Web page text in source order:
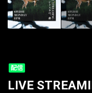
配信
LIVE